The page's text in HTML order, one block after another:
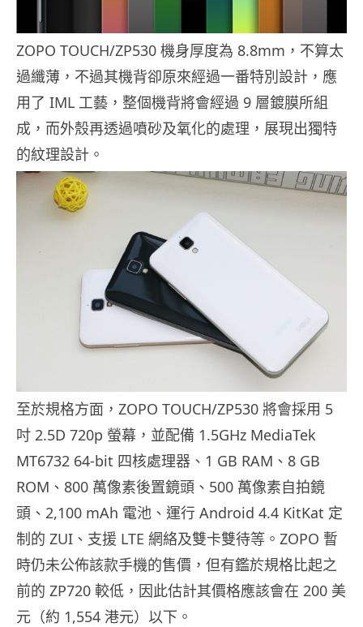
ZOPO TOUCH/ZP530 機身厚度為 8.8mm，不算太
過纖薄，不過其機背卻原來經過一番特別設計，應
用了 IML 工藝，整個機背將會經過 9 層鍍膜所組
成，而外殼再透過噴砂及氧化的處理，展現出獨特
的紋理設計。
至於規格方面，ZOPO TOUCH/ZP530 將會採用 5
吋 2.5D 720p 螢幕，並配備 1.5GHz MediaTek
MT6732 64-bit 四核處理器、1 GB RAM、8 GB
ROM、800 萬像素後置鏡頭、500 萬像素自拍鏡
頭、2,100 mAh 電池、運行 Android 4.4 KitKat 定
制的 ZUI、支援 LTE 網絡及雙卡雙待等。ZOPO 暫
時仍未公佈該款手機的售價，但有鑑於規格比起之
前的 ZP720 較低，因此估計其價格應該會在 200 美
元（約 1,554 港元）以下。